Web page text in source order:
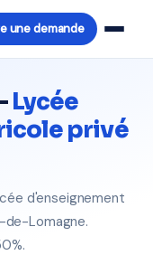
une demande
Lycée
privé
d'enseignement
de-Lomagne.